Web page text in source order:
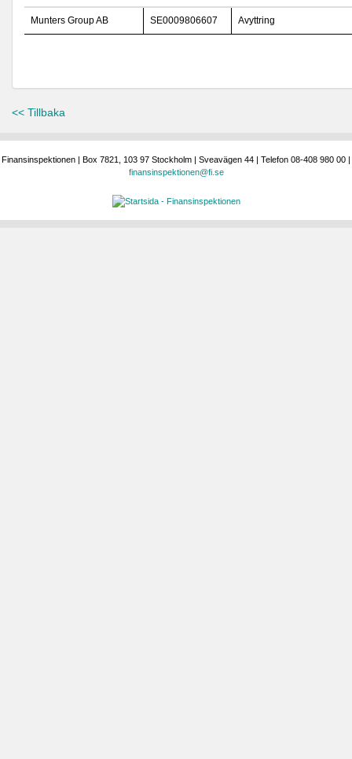
Munters Group AB SE0009806607 Avyttring
<< Tillbaka
Finansinspektionen | Box 7821, 103 97 Stockholm | Sveavägen 44 | Telefon 08-408 980 00 |
finansinspektionen@fi.se